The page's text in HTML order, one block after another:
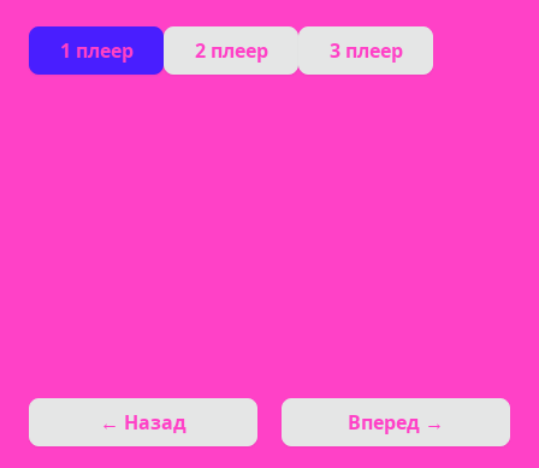
1 плеер 2 плеер 3 плеер
← Назад Вперед →